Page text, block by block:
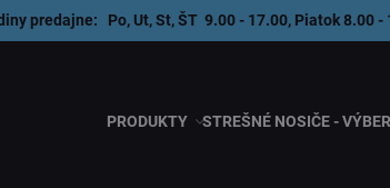
predajne: Po, Ut, St, ŠT 9.00 - 17.00, Piatok
PRODUKTY STREŠNÉ NOSIČE -